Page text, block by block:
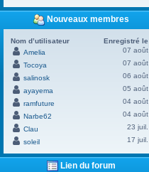
Nouveaux membres
Nom d’utilisateur
Enregistré le
Amelia
07 août
Tocoya
07 août
salinosk
06 août
ayayema
05 août
ramfuture
04 août
Narbe62
04 août
Clau
23 juil.
soleil
17 juil.
Lien du forum